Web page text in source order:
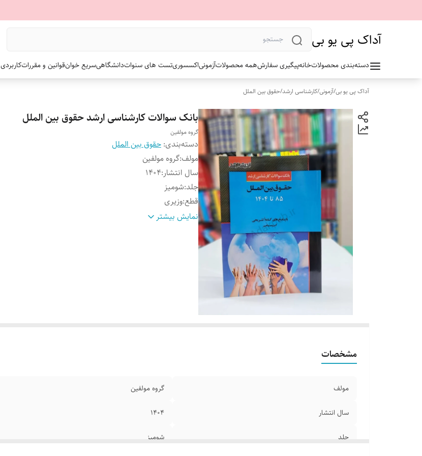
آداک پی یو بی
دسته‌بندی محصولاتخانهپیگیری سفارشهمه محصولاتآزمونیاکسسوریتست های سنواتدانشگاهیسریع خوانقوانین و مقرراتکاربردی
آداک پی یو بی/آزمونی/کارشناسی ارشد/حقوق بین الملل
بانک سوالات کارشناسی ارشد حقوق بین الملل
گروه مولفین
دسته‌بندی: حقوق بین الملل
مولف:گروه مولفین
سال انتشار:۱۴۰۴
جلد:شومیز
قطع:وزیری
تعداد صفحات :۶۹۶ نمایش بیشتر
مشخصات
مولف گروه مولفین
سال انتشار ۱۴۰۴
جلد شومیز